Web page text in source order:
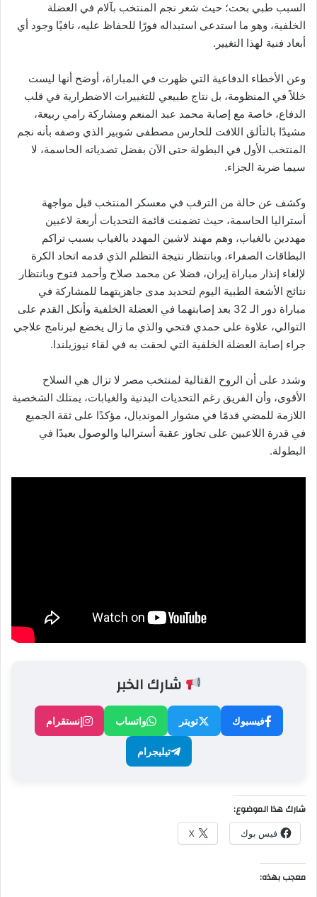
السبب طبي بحت؛ حيث شعر نجم المنتخب بآلام في العضلة
الخلفية، وهو ما استدعى استبداله فورًا للحفاظ عليه، نافيًا وجود أي
أبعاد فنية لهذا التغيير.
​وعن الأخطاء الدفاعية التي ظهرت في المباراة، أوضح أنها ليست
خللاً في المنظومة، بل نتاج طبيعي للتغييرات الاضطرارية في قلب
الدفاع، خاصة مع إصابة محمد عبد المنعم ومشاركة رامي ربيعة،
مشيدًا بالتألق اللافت للحارس مصطفى شوبير الذي وصفه بأنه نجم
المنتخب الأول في البطولة حتى الآن بفضل تصدياته الحاسمة، لا
سيما ضربة الجزاء.
​وكشف عن حالة من الترقب في معسكر المنتخب قبل مواجهة
أستراليا الحاسمة، حيث تضمنت قائمة التحديات أربعة لاعبين
مهددين بالغياب، وهم مهند لاشين المهدد بالغياب بسبب تراكم
البطاقات الصفراء، وبانتظار نتيجة التظلم الذي قدمه اتحاد الكرة
لإلغاء إنذار مباراة إيران، فضلا عن محمد صلاح وأحمد فتوح وبانتظار
نتائج الأشعة الطبية اليوم لتحديد مدى جاهزيتهما للمشاركة في
مباراة دور الـ 32 بعد إصابتهما في العضلة الخلفية وأنكل القدم على
التوالي، علاوة على حمدي فتحي والذي ما زال يخضع لبرنامج علاجي
جراء إصابة العضلة الخلفية التي لحقت به في لقاء نيوزيلندا.
​وشدد على أن الروح القتالية لمنتخب مصر لا تزال هي السلاح
الأقوى، وأن الفريق رغم التحديات البدنية والغيابات، يمتلك الشخصية
اللازمة للمضي قدمًا في مشوار المونديال، مؤكدًا على ثقة الجميع
في قدرة اللاعبين على تجاوز عقبة أستراليا والوصول بعيدًا في
البطولة.
شارك الخبر
فيسبوك تويتر واتساب إنستقرام
تيليجرام
شارك هذا الموضوع:
فيس بوك X
معجب بهذه: